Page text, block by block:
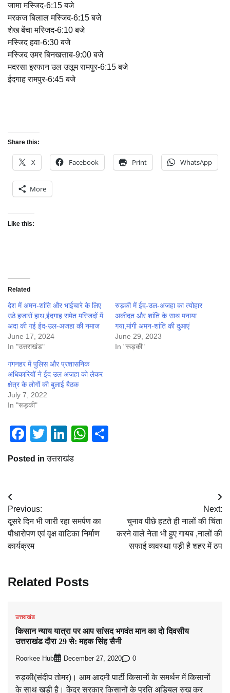
जामा मस्जिद-6:15 बजे
मरकज बिलाल मस्जिद-6:15 बजे
शेख बेंचा मस्जिद-6:10 बजे
मस्जिद हवा-6:30 बजे
मस्जिद उमर बिनखत्ताब-9:00 बजे
मदरसा इरफान उल उलूम रामपुर-6:15 बजे
ईदगाह रामपुर-6:45 बजे
Share this:
X Facebook Print WhatsApp
More
Like this:
Related
देश में अमन-शांति और भाईचारे के लिए
उठे हजारों हाथ,ईदगाह समेत मस्जिदों में
अदा की गई ईद-उल-अजहा की नमाज
June 17, 2024
In "उत्तराखंड"
रुड़की में ईद-उल-अजहा का त्योहार
अकीदत और शांति के साथ मनाया
गया,मांगी अमन-शांति की दुआएं
June 29, 2023
In "रूड़की"
गंगनहर में पुलिस और प्रशासनिक
अधिकारियों ने ईद उल अज़हा को लेकर
क्षेत्र के लोगों की बुलाई बैठक
July 7, 2022
In "रूड़की"
Facebook
TwitterLinkedIn
WhatsApp
Posted inउत्तराखंड
Post
navigation
Previous:
दूसरे दिन भी जारी रहा समर्पण का
पौधारोपण एवं वृक्ष वाटिका निर्माण
कार्यक्रम
Next:
चुनाव पीछे हटते ही नालों की चिंता
करने वाले नेता भी हुए गायब ,नालों की
सफाई व्यवस्था पड़ी है शहर में ठप
Related Posts
उत्तराखंड
किसान न्याय यात्रा पर आप सांसद भगवंत मान का दो दिवसीय
उत्तराखंड दौरा 29 से: महक सिंह सैनी
Roorkee Hub December 27, 2020 0
रुड़की(संदीप तोमर)। आम आदमी पार्टी किसानों के समर्थन में किसानों
के साथ खड़ी है। केंद्र सरकार किसानों के प्रति अड़ियल रुख कर